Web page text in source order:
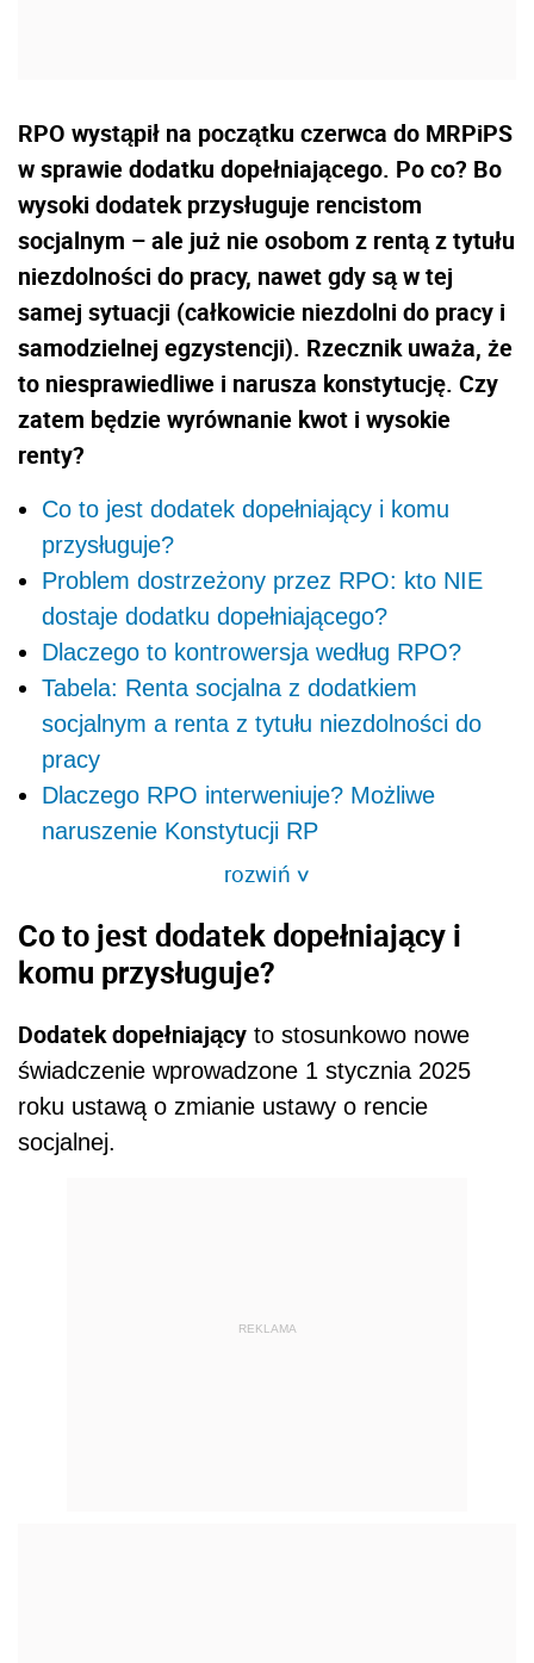
RPO wystąpił na początku czerwca do MRPiPS
w sprawie dodatku dopełniającego. Po co? Bo
wysoki dodatek przysługuje rencistom
socjalnym – ale już nie osobom z rentą z tytułu
niezdolności do pracy, nawet gdy są w tej
samej sytuacji (całkowicie niezdolni do pracy i
samodzielnej egzystencji). Rzecznik uważa, że
to niesprawiedliwe i narusza konstytucję. Czy
zatem będzie wyrównanie kwot i wysokie
renty?
Co to jest dodatek dopełniający i komu
przysługuje?
Problem dostrzeżony przez RPO: kto NIE
dostaje dodatku dopełniającego?
Dlaczego to kontrowersja według RPO?
Tabela: Renta socjalna z dodatkiem
socjalnym a renta z tytułu niezdolności do
pracy
Dlaczego RPO interweniuje? Możliwe
naruszenie Konstytucji RP
rozwiń>
Co to jest dodatek dopełniający i
komu przysługuje?
Dodatek dopełniający to stosunkowo nowe
świadczenie wprowadzone 1 stycznia 2025
roku ustawą o zmianie ustawy o rencie
socjalnej.
REKLAMA